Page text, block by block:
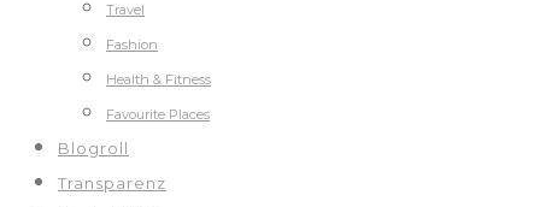
Travel
Fashion
Health & Fitness
Favourite Places
Blogroll
Transparenz